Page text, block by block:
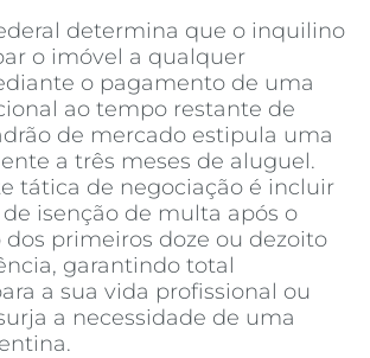
determina que o inquilino
o imóvel a qualquer
o pagamento de uma
ao tempo restante de
de mercado estipula uma
a três meses de aluguel.
tática de negociação é incluir
isenção de multa após o
primeiros doze ou dezoito
garantindo total
a sua vida profissional ou
a necessidade de uma